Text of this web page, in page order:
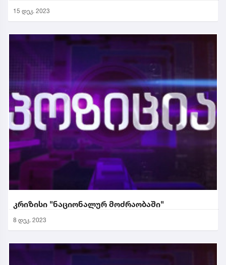
15 დეკ. 2023
კრიზისი "ნაციონალურ მოძრაობაში"
8 დეკ. 2023